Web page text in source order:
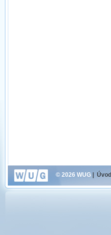
© 2026 WUG Úvod